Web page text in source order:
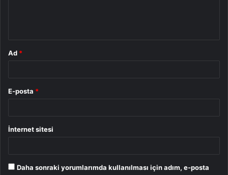
Ad *
E-posta *
İnternet sitesi
Daha sonraki yorumlarımda kullanılması için adım, e-posta